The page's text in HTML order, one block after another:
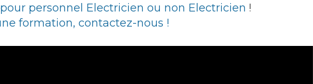
personnel Electricien ou non Electricien !
formation, contactez-nous !